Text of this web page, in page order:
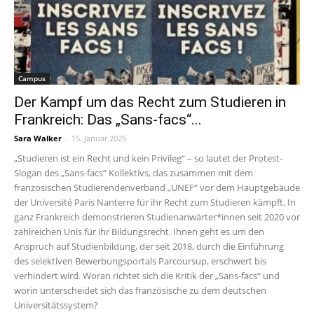
Campus
Der Kampf um das Recht zum Studieren in
Frankreich: Das „Sans-facs“...
Sara Walker - 15. Januar 2025
„Studieren ist ein Recht und kein Privileg“ – so lautet der Protest-
Slogan des „Sans-facs“ Kollektivs, das zusammen mit dem
französischen Studierendenverband „UNEF“ vor dem Hauptgebäude
der Université Paris Nanterre für ihr Recht zum Studieren kämpft. In
ganz Frankreich demonstrieren Studienanwärter*innen seit 2020 vor
zahlreichen Unis für ihr Bildungsrecht. Ihnen geht es um den
Anspruch auf Studienbildung, der seit 2018, durch die Einführung
des selektiven Bewerbungsportals Parcoursup, erschwert bis
verhindert wird. Woran richtet sich die Kritik der „Sans-facs“ und
worin unterscheidet sich das französische zu dem deutschen
Universitätssystem?